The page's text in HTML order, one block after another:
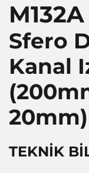
M132A
Sfero
Kanal
20mm)
TEKNİK